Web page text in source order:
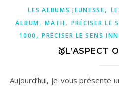
LES ALBUMS JEUNESSE,
ALBUM, MATH, PRÉCISER LE
1000 ,PRÉCISER LE SENS
🥇L’ASPECT
Aujourd’hui, je vous présente un chouette album jeunesse